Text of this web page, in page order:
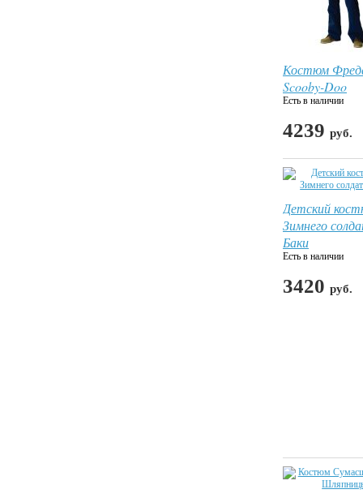
Костюм
Scooby-Doo
Есть в наличии
4239 руб.
Детский
Зимнего
Баки
Есть в наличии
3420 руб.